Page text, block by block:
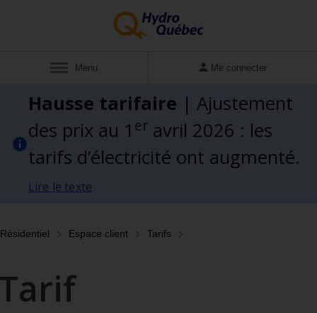
Afficher
Menu Me connecter
Hausse tarifaire | Ajustement
des prix au 1 er avril 2026 : les
tarifs d’électricité ont augmenté.
Lire le texte
Résidentiel Espace client Tarifs